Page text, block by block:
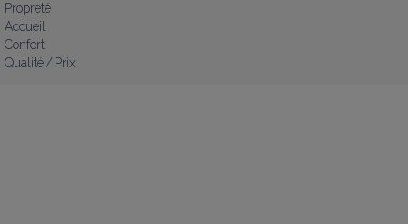
Propreté
Accueil
Confort
Qualité / Prix